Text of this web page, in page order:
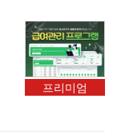
프리미엄